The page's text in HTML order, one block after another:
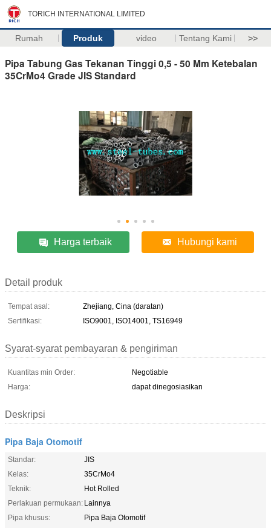
TORICH INTERNATIONAL LIMITED
Rumah Produk video Tentang Kami >>
Pipa Tabung Gas Tekanan Tinggi 0,5 - 50 Mm Ketebalan
35CrMo4 Grade JIS Standard
Harga terbaik Hubungi kami
Detail produk
Tempat asal:
Zhejiang, Cina (daratan)
Sertifikasi:
ISO9001, ISO14001, TS16949
Syarat-syarat pembayaran & pengiriman
Kuantitas min Order:
Negotiable
Harga:
dapat dinegosiasikan
Deskripsi
Pipa Baja Otomotif
Standar:
JIS
Kelas:
35CrMo4
Teknik:
Hot Rolled
Perlakuan permukaan: Lainnya
Pipa khusus:
Pipa Baja Otomotif